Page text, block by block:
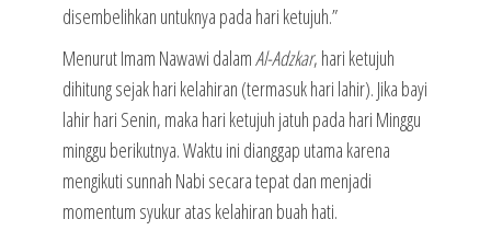
disembelihkan untuknya pada hari ketujuh.”
Menurut Imam Nawawi dalamAl-Adzkar, hari ketujuh
dihitung sejak hari kelahiran (termasuk hari lahir). Jika bayi
lahir hari Senin, maka hari ketujuh jatuh pada hari Minggu
minggu berikutnya. Waktu ini dianggap utama karena
mengikuti sunnah Nabi secara tepat dan menjadi
momentum syukur atas kelahiran buah hati.